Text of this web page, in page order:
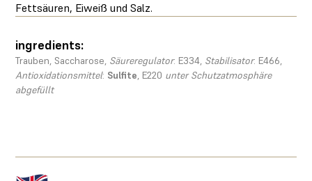
Fettsäuren, Eiweiß und Salz.
ingredients:
Trauben, Saccharose, Säureregulator: E334, Stabilisator: E466,
Antioxidationsmittel: Sulfite, E220 unter Schutzatmosphäre
abgefüllt